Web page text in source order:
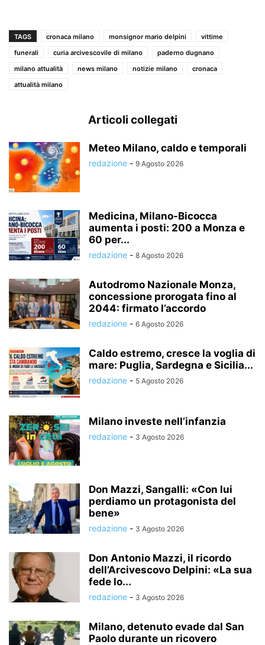
TAGS cronaca milano monsignor mario delpini
vittime
funerali
curia arcivescovile di milano
paderno dugnano
milano attualità
news milano notizie milano
cronaca
attualità milano
Articoli collegati
Meteo Milano, caldo e temporali
redazione - 9 Agosto 2026
Medicina, Milano-Bicocca
aumenta i posti: 200 a Monza e
60 per...
redazione - 8 Agosto 2026
Autodromo Nazionale Monza,
concessione prorogata fino al
2044: firmato l’accordo
redazione - 6 Agosto 2026
Caldo estremo, cresce la voglia di
mare: Puglia, Sardegna e Sicilia...
redazione - 5 Agosto 2026
Milano investe nell’infanzia
redazione - 3 Agosto 2026
Don Mazzi, Sangalli: «Con lui
perdiamo un protagonista del
bene»
redazione - 3 Agosto 2026
Don Antonio Mazzi, il ricordo
dell’Arcivescovo Delpini: «La sua
fede lo...
redazione - 3 Agosto 2026
Milano, detenuto evade dal San
Paolo durante un ricovero